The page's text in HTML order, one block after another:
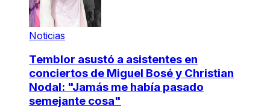
Noticias
Temblor asustó a asistentes en
conciertos de Miguel Bosé y Christian
Nodal: "Jamás me había pasado
semejante cosa"